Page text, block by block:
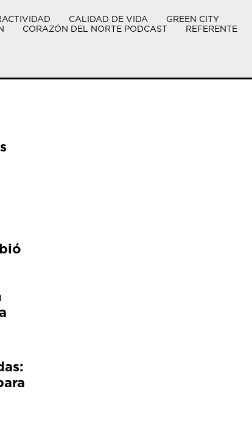
CALIDAD DE VIDA
GREEN CITY
CORAZÓN DEL NORTE PODCAST REFERENTE